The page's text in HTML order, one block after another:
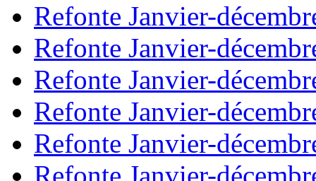
Refonte Janvier-
Refonte Janvier-
Refonte Janvier-
Refonte Janvier-
Refonte Janvier-